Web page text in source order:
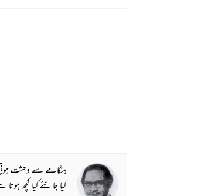
ہنگامے سے وحشت
کیا جانئے کیا کچھ